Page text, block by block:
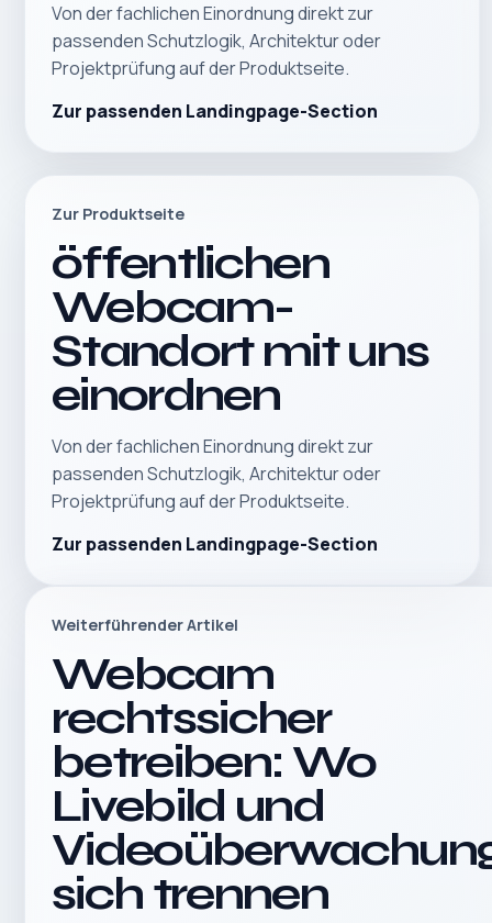
Von der fachlichen Einordnung direkt zur
passenden Schutzlogik, Architektur oder
Projektprüfung auf der Produktseite.
Zur passenden Landingpage-Section
Zur Produktseite
öffentlichen
Webcam-
Standort mit uns
einordnen
Von der fachlichen Einordnung direkt zur
passenden Schutzlogik, Architektur oder
Projektprüfung auf der Produktseite.
Zur passenden Landingpage-Section
Weiterführender Artikel
Webcam
rechtssicher
betreiben: Wo
Livebild und
sich trennen